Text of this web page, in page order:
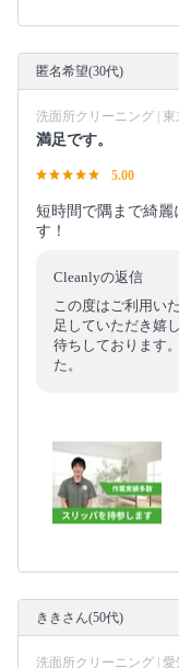
匿名希望(30代)
洗面所クリーニング | 東
満足です。
5.00
短時間で隅まで綺
す！
Cleanlyの返信
この度はご利用い
足していただき嬉
待ちしております
た。
ききさん(50代)
洗面所クリーニング | 愛